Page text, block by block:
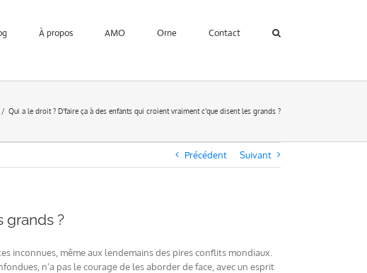
À propos AMO Orne Contact
Qui a le droit ? D’faire ça à des enfants qui croient vraiment c’que disent les grands ?
Précédent Suivant
grands ?
inconnues, même aux lendemains des pires conflits mondiaux.
n’a pas le courage de les aborder de face, avec un esprit